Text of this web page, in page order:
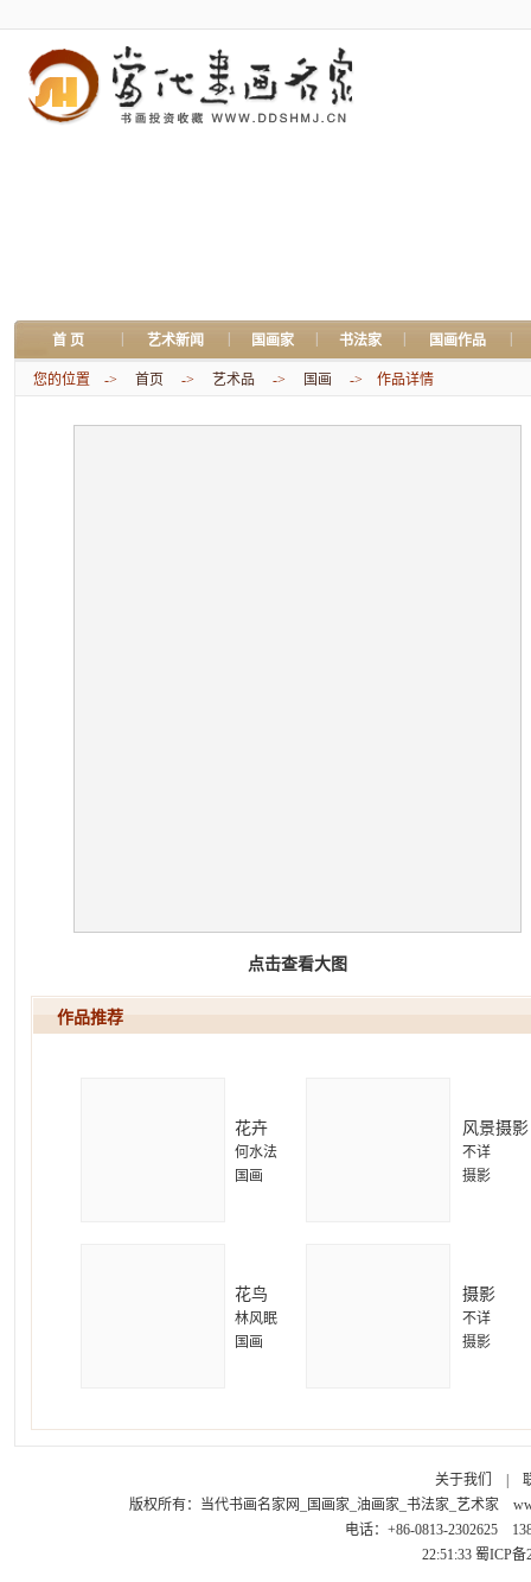
首 页 艺术新闻 国画家 书法家 国画作品
您的位置 -> 首页 -> 艺术品 -> 国画 -> 作品详情
点击查看大图
作品推荐
花卉
何水法
国画
风景摄影
不详
摄影
花鸟
林风眠
国画
摄影
不详
摄影
关于我们
版权所有： 当代书画名家网_国画家_油画家_书法家_艺术家
电话：+86-0813-2302625
22:51:33 蜀ICP备